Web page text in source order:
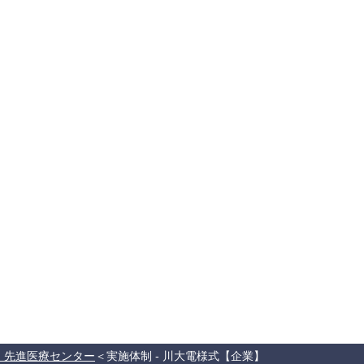
先進医療センター 実施体制 - 川大電様式【企業】